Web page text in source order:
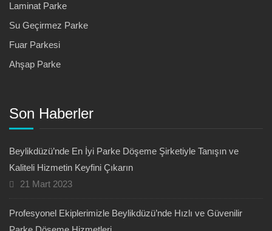
Laminat Parke
Su Geçirmez Parke
Fuar Parkesi
Ahşap Parke
Son Haberler
Beylikdüzü’nde En İyi Parke Döşeme Şirketiyle Tanışın ve
Kaliteli Hizmetin Keyfini Çıkarın
21 Mart 2023
Profesyonel Ekiplerimizle Beylikdüzü’nde Hızlı ve Güvenilir